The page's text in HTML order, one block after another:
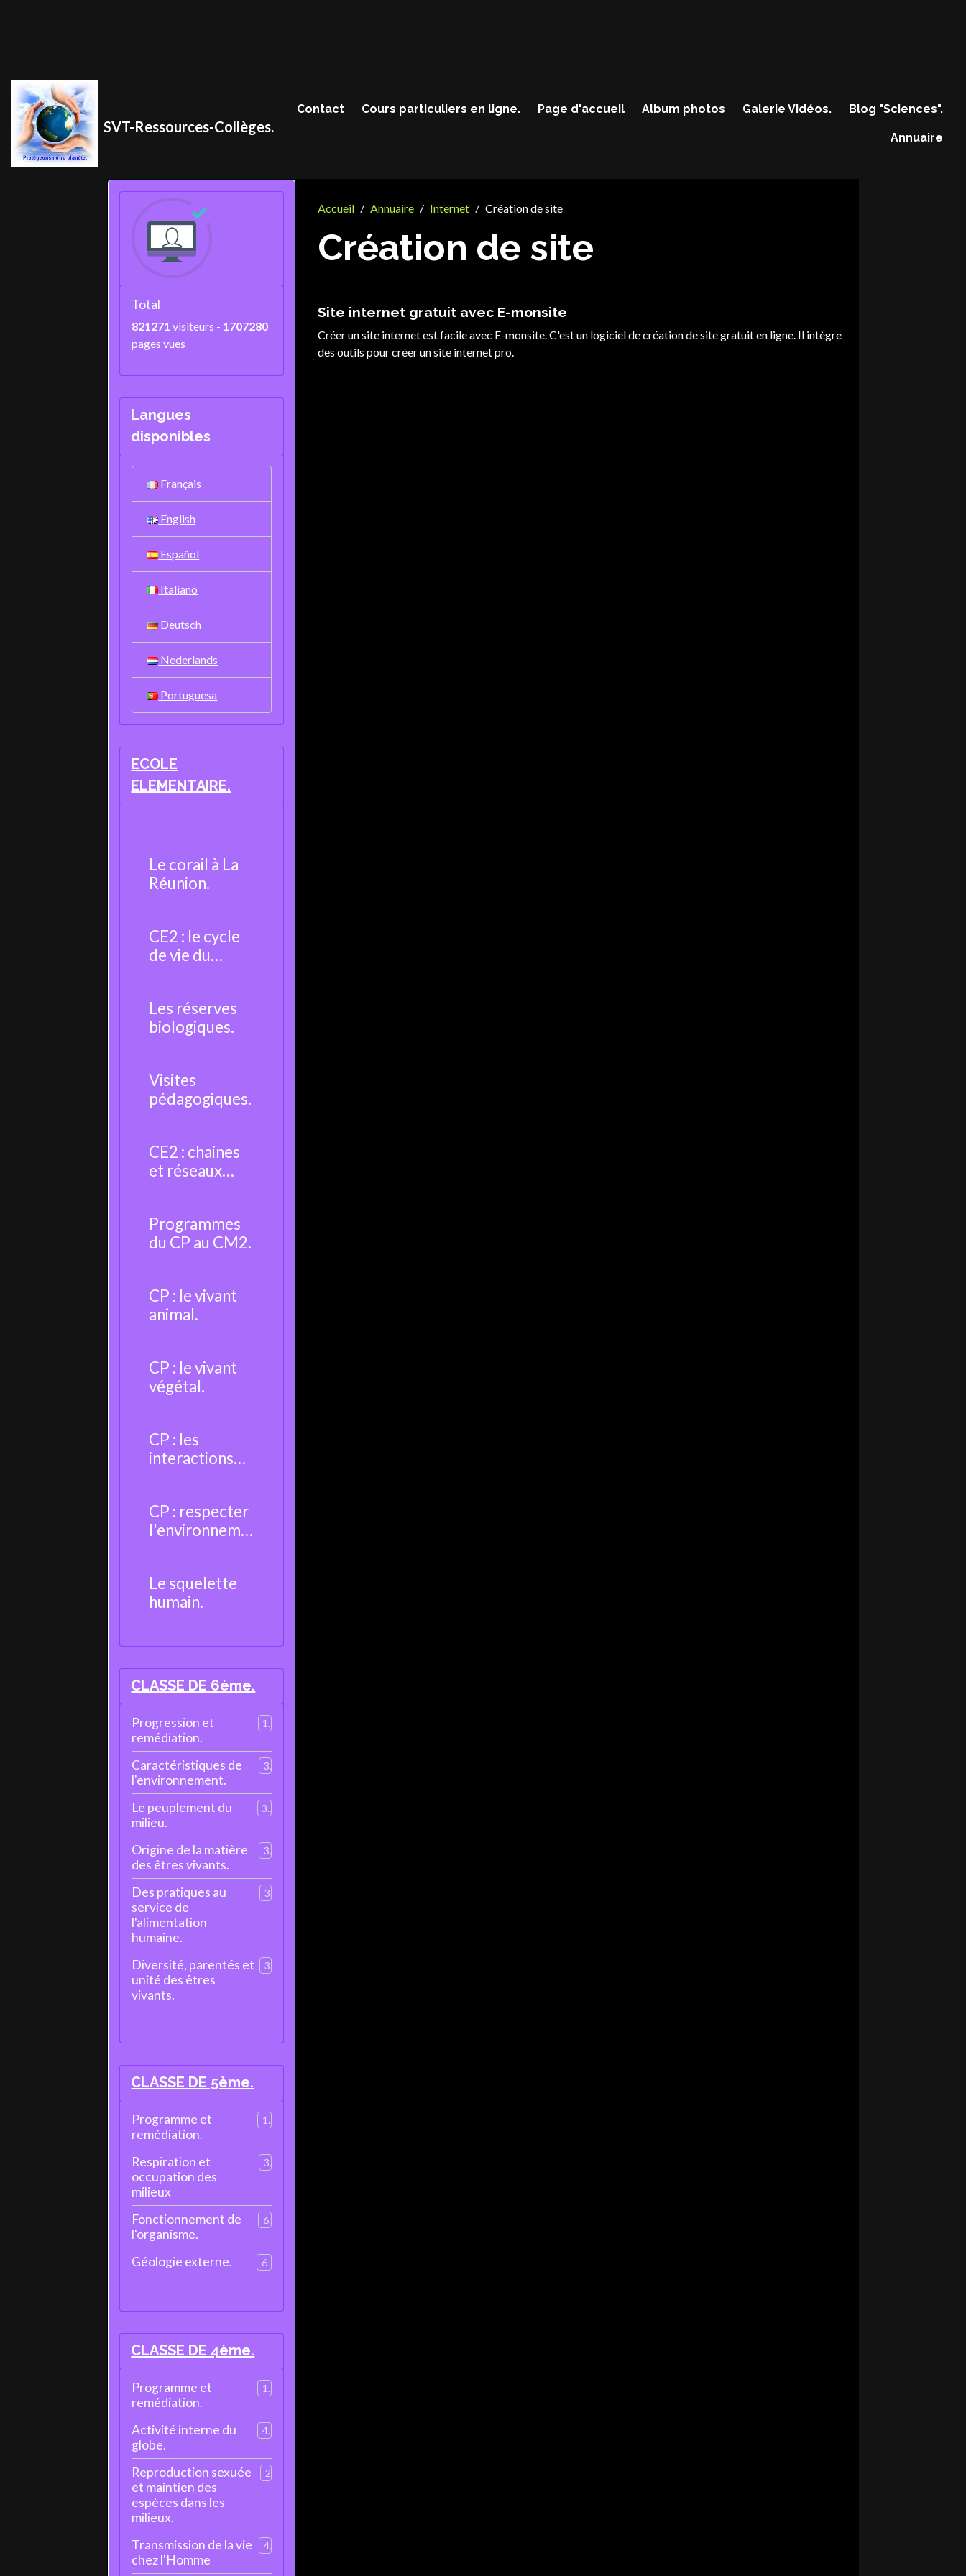
SVT-Ressources-Collèges.
Contact Cours particuliers en ligne. Page d'accueil Album photos Galerie Vidéos. Blog "Sciences".
Annuaire
Accueil Annuaire Internet Création de site
Création de site
Site internet gratuit avec E-monsite
Créer un site internet est facile avec E-monsite. C'est un logiciel de création de site gratuit en ligne. Il intègre
des outils pour créer un site internet pro.
Total
821271 visiteurs - 1707280
pages vues
Langues
disponibles
Français
English
Español
Italiano
Deutsch
Nederlands
Portuguesa
ECOLE
ELEMENTAIRE.
Le corail à La
Réunion.
CE2 : le cycle
de vie du
Les réserves
biologiques.
Visites
pédagogiques.
CE2 : chaines
et réseaux
Programmes
du CP au CM2.
CP : le vivant
animal.
CP : le vivant
végétal.
CP : les
interactions
CP : respecter
l'environneme
Le squelette
humain.
CLASSE DE 6ème.
Progression et
remédiation.
1
Caractéristiques de
l'environnement.
3
Le peuplement du
milieu.
3
Origine de la matière
des êtres vivants.
3
Des pratiques au
service de
l'alimentation
humaine.
Diversité, parentés et
unité des êtres
vivants.
CLASSE DE 5ème.
Programme et
remédiation.
1
Respiration et
occupation des
milieux
3
Fonctionnement de
l'organisme.
6
Géologie externe. 6
CLASSE DE 4ème.
Programme et
remédiation.
1
Activité interne du
globe.
4
Reproduction sexuée
et maintien des
espèces dans les
milieux.
Transmission de la vie
chez l'Homme
4